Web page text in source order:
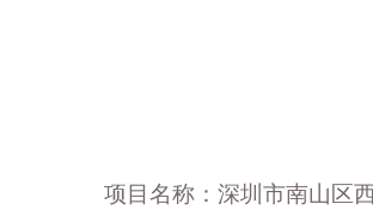
项目名称：深圳市南山区